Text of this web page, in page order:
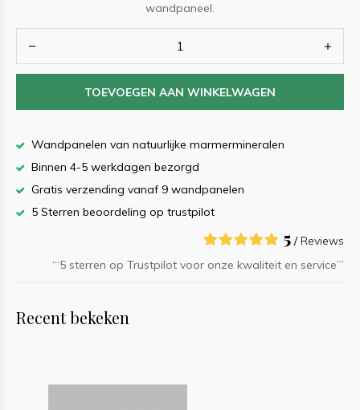
wandpaneel.
TOEVOEGEN AAN WINKELWAGEN
Wandpanelen van natuurlijke marmermineralen
Binnen 4-5 werkdagen bezorgd
Gratis verzending vanaf 9 wandpanelen
5 Sterren beoordeling op trustpilot
5 / Reviews
‘“5 sterren op Trustpilot voor onze kwaliteit en service”’
Recent bekeken